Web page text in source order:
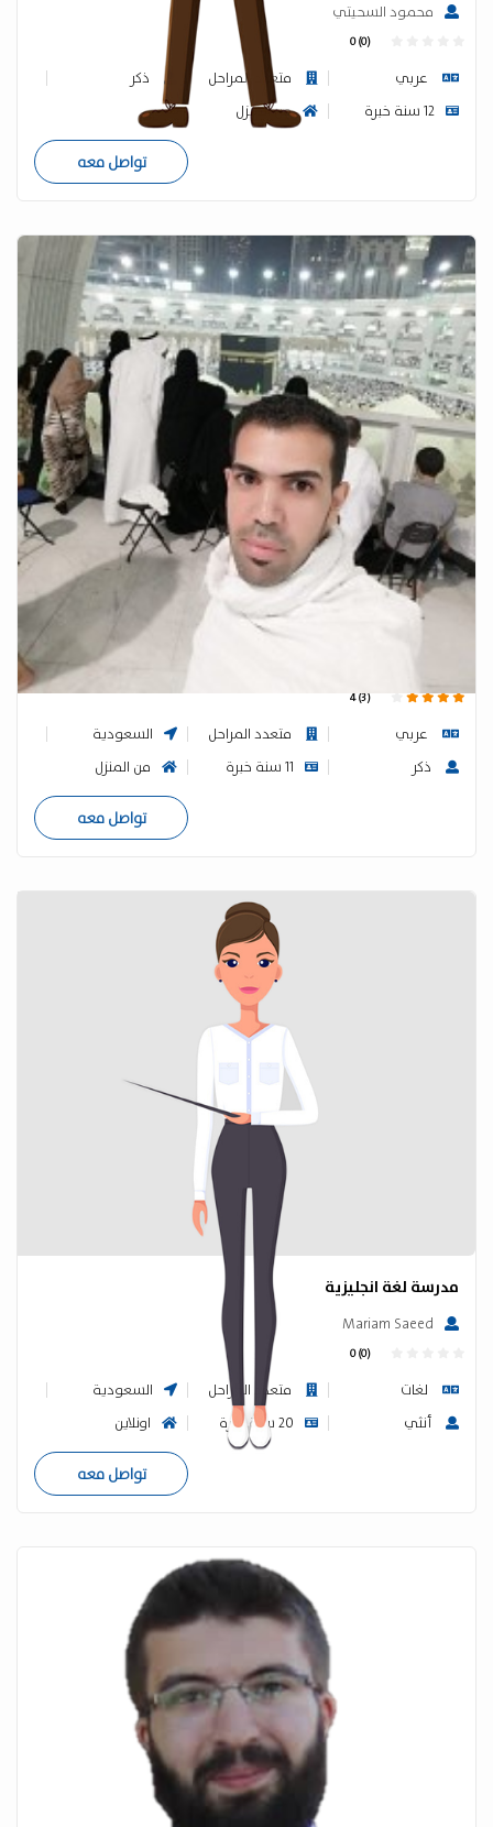
محمود السحيتي
0 (0)
عربي متعدد المراحل
ذكر
12 سنة خبرة
من المنزل
تواصل معه
4 (3)
عربي متعدد المراحل
السعودية
ذكر
11 سنة خبرة من المنزل
تواصل معه
مدرسة لغة انجليزية
Mariam Saeed
0 (0)
لغات متعدد المراحل
السعودية
أنثي
20 سنة خبرة اونلاين
تواصل معه